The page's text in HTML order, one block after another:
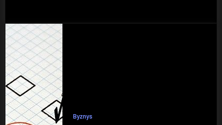
Byznys